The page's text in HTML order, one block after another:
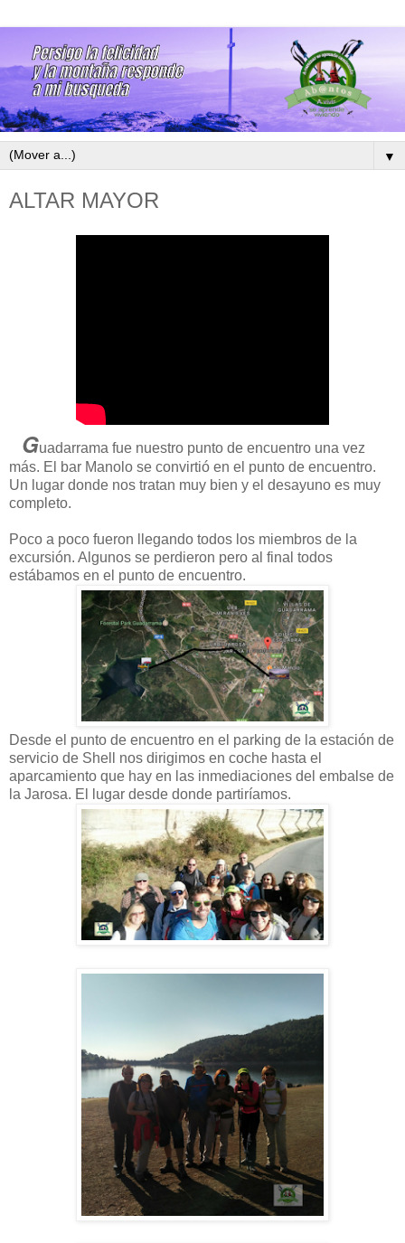
▼
ALTAR MAYOR
Guadarrama fue nuestro punto de encuentro una vez
más. El bar Manolo se convirtió en el punto de encuentro.
Un lugar donde nos tratan muy bien y el desayuno es muy
completo.
Poco a poco fueron llegando todos los miembros de la
excursión. Algunos se perdieron pero al final todos
estábamos en el punto de encuentro.
Desde el punto de encuentro en el parking de la estación de
servicio de Shell nos dirigimos en coche hasta el
aparcamiento que hay en las inmediaciones del embalse de
la Jarosa. El lugar desde donde partiríamos.